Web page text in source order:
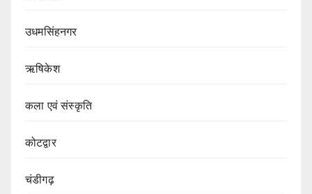
उधमसिंहनगर
ऋषिकेश
कला एवं संस्कृति
कोटद्वार
चंडीगढ़